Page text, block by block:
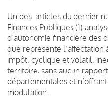
Un des articles du dernier
Finances Publiques (1)
d’autonomie financière des
que représente l’affectation
impôt, cyclique et volatil,
territoire, sans aucun
départementales et
modulation.